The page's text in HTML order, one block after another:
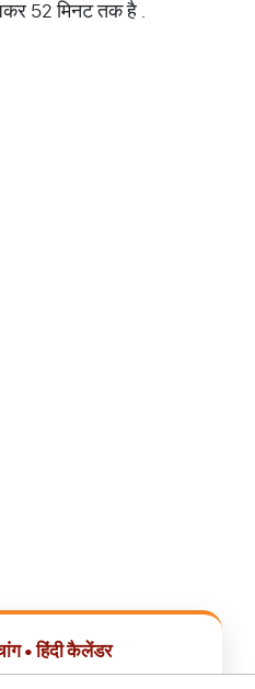
52 मिनट तक है .
• हिंदी कैलेंडर